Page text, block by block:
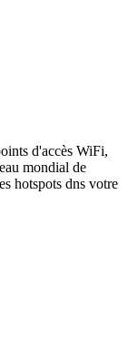
d'accès WiFi,
mondial de
hotspots dns votre